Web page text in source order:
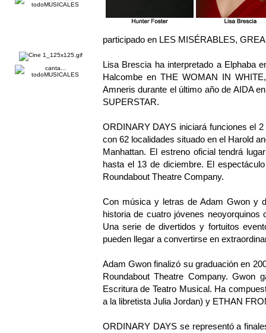
participado en LES MISÉRABLES,
Lisa Brescia ha interpretado a Elphaba
Halcombe en THE WOMAN IN
Amneris durante el último año de AIDA
SUPERSTAR.
ORDINARY DAYS iniciará funciones el
con 62 localidades situado en el Harold
Manhattan. El estreno oficial tendrá
hasta el 13 de diciembre. El
Roundabout Theatre Company.
Con música y letras de Adam Gwon y
historia de cuatro jóvenes
Una serie de divertidos y fortuitos
pueden llegar a convertirse en
Adam Gwon finalizó su graduación en
Roundabout Theatre Company.
Escritura de Teatro Musical. Ha
a la libretista Julia Jordan) y ETHAN
ORDINARY DAYS se representó a